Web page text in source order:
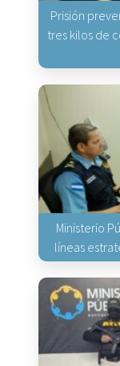
Prisión
tres kilos de
Ministerio
líneas